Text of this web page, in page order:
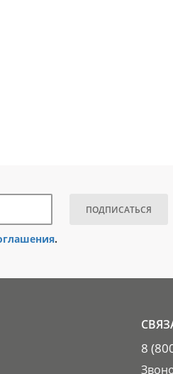
ПОДПИСАТЬСЯ
.
8